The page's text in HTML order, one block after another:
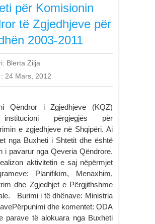
për Komisionin
të Zgjedhjeve për
2003-2011
Blerta Zilja
24 Mars, 2012
Qëndror i Zgjedhjeve (KQZ)
përgjegjës për
e zgjedhjeve në Shqipëri. Ai
nga Buxheti i Shtetit dhe është
i pavarur nga Qeveria Qëndrore.
aktivitetin e saj nëpërmjet
Planifikim, Menaxhim,
dhe Zgjedhjet e Përgjithshme
Burimi i të dhënave: Ministria
dhe komentet: ODA
parave të alokuara nga Buxheti